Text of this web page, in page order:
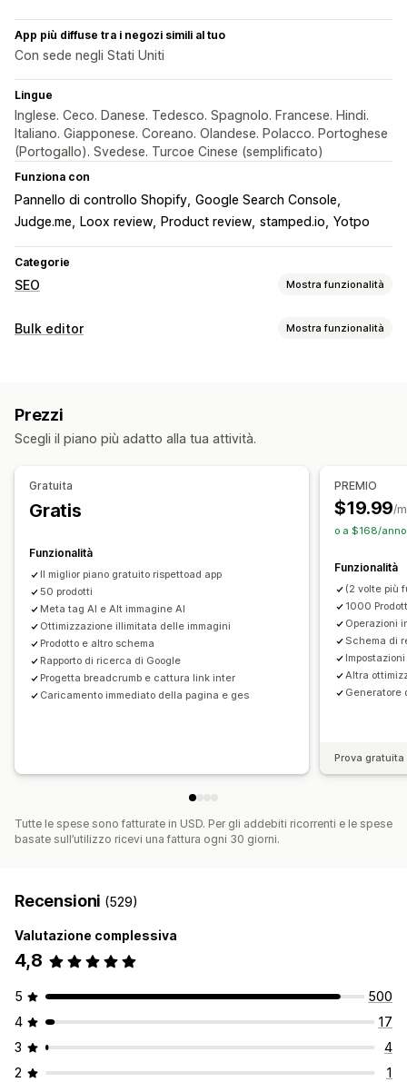
App più diffuse tra i negozi simili al tuo
Con sede negli Stati Uniti
Lingue
Inglese. Ceco. Danese. Tedesco. Spagnolo. Francese. Hindi.
Italiano. Giapponese. Coreano. Olandese. Polacco. Portoghese
(Portogallo). Svedese. Turcoe Cinese (semplificato)
Funziona con
Pannello di controllo Shopify Google Search Console
Judge.me
Loox review Product review stamped.io Yotpo
Categorie
SEO Mostra funzionalità
Strumenti SEO
Navigazione tracciabile
Indicizzazione pagine Meta tag Rich snippet
SEO locale
Ottimizzazione immagini
Ottimizzazione velocità
Monitoraggio delle performance
Punteggio SEO
Insight e suggerimenti
Analisi delle parole chiave
Analisi della velocità Analisi dei link
Analisi dei contenuti
Traffico sul sito web
Test
Bulk editor Mostra funzionalità
Prezzi
Scegli il piano più adatto alla tua attività.
Gratuita
Gratis
Funzionalità
Il miglior piano gratuito rispettoad app
50 prodotti
Meta tag AI e Alt immagine AI
Ottimizzazione illimitata delle immagini
Prodotto e altro schema
Rapporto di ricerca di Google
Progetta breadcrumb e cattura link inter
Caricamento immediato della pagina e ges
PREMIO
$19.99/
o a $168/
Funzionalità
(2 volte più
1000
Operazioni
Schema di
Altra
Generatore
Prova
Tutte le spese sono fatturate in USD. Per gli addebiti ricorrenti e le spese
basate sull’utilizzo ricevi una fattura ogni 30 giorni.
Recensioni (529)
Valutazione complessiva
4,8
5
500
4
17
3
4
2
1